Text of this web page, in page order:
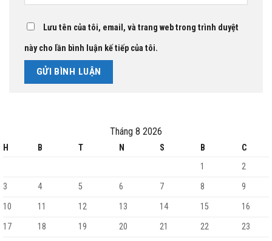
Lưu tên của tôi, email, và trang web trong trình duyệt
này cho lần bình luận kế tiếp của tôi.
Tháng 8 2026
H B T N S B
C
1
2
3
4 5 6 7 8
9
10
11 12 13 14 15
16
17
18 19 20 21 22
23